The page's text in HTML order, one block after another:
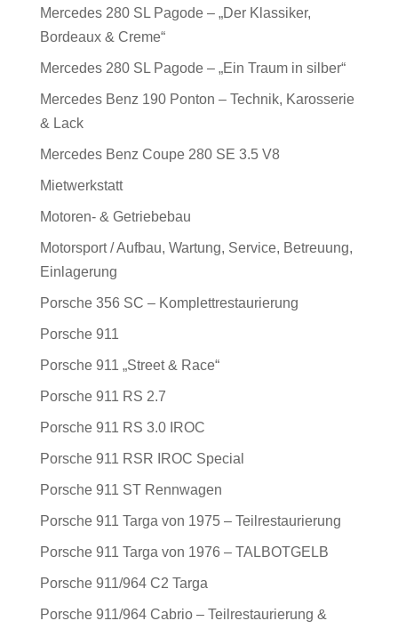
Mercedes 280 SL Pagode – „Der Klassiker,
Bordeaux & Creme“
Mercedes 280 SL Pagode – „Ein Traum in silber“
Mercedes Benz 190 Ponton – Technik, Karosserie
& Lack
Mercedes Benz Coupe 280 SE 3.5 V8
Mietwerkstatt
Motoren- & Getriebebau
Motorsport / Aufbau, Wartung, Service, Betreuung,
Einlagerung
Porsche 356 SC – Komplettrestaurierung
Porsche 911
Porsche 911 „Street & Race“
Porsche 911 RS 2.7
Porsche 911 RS 3.0 IROC
Porsche 911 RSR IROC Special
Porsche 911 ST Rennwagen
Porsche 911 Targa von 1975 – Teilrestaurierung
Porsche 911 Targa von 1976 – TALBOTGELB
Porsche 911/964 C2 Targa
Porsche 911/964 Cabrio – Teilrestaurierung &